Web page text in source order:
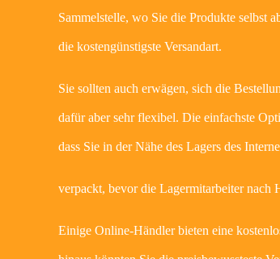
Sammelstelle, wo Sie die Produkte selbst
die kostengünstigste Versandart.
Sie sollten auch erwägen, sich die
dafür aber sehr flexibel. Die einfachste
dass Sie in der Nähe des Lagers des
verpackt, bevor die Lagermitarbeiter nach
Einige Online-Händler bieten eine